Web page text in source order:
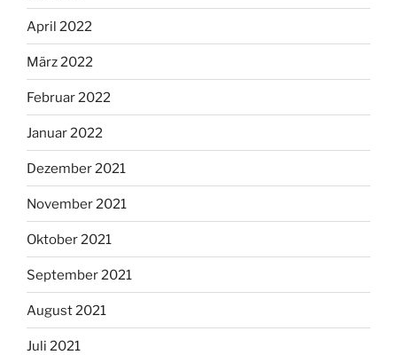
April 2022
März 2022
Februar 2022
Januar 2022
Dezember 2021
November 2021
Oktober 2021
September 2021
August 2021
Juli 2021